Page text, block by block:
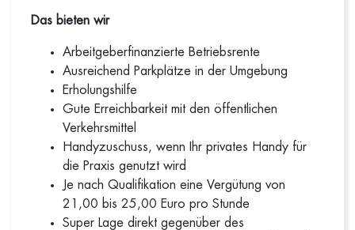
Das bieten wir
Arbeitgeberfinanzierte Betriebsrente
Ausreichend Parkplätze in der Umgebung
Erholungshilfe
Gute Erreichbarkeit mit den öffentlichen
Verkehrsmittel
Handyzuschuss, wenn Ihr privates Handy für
die Praxis genutzt wird
Je nach Qualifikation eine Vergütung von
21,00 bis 25,00 Euro pro Stunde
Super Lage direkt gegenüber des